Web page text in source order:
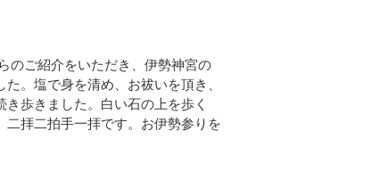
のご紹介をいただき、伊勢神宮の
。塩で身を清め、お祓いを頂き、
歩きました。白い石の上を歩く
拝二拍手一拝です。お伊勢参りを